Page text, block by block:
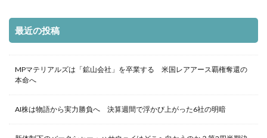
最近の投稿
MPマテリアルズは「鉱山会社」を卒業する 米国レアアース覇権奪還の
本命へ
AI株は物語から実力勝負へ 決算週間で浮かび上がった6社の明暗